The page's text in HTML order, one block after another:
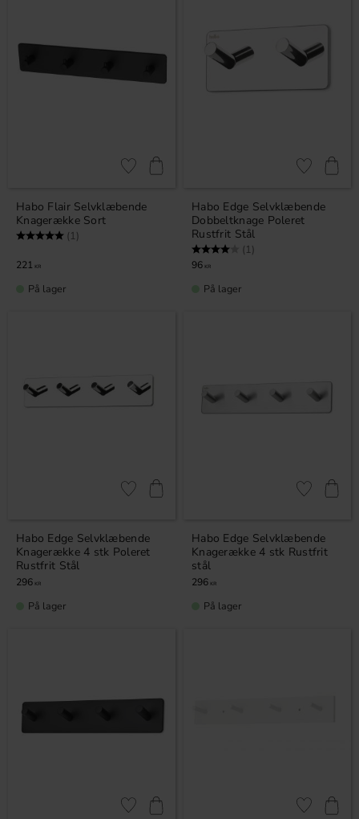
Habo Flair Selvklæbende
Knagerække Sort
Vurdering: (1)
221 KR
Gem som favorit
På lager
Habo Edge Selvklæbende
Dobbeltknage Poleret
Rustfrit Stål
Vurdering: (1)
96 KR
Gem som
På lager
Habo Edge Selvklæbende
Knagerække 4 stk Poleret
Rustfrit Stål
296 KR
Gem som favorit
På lager
Habo Edge Selvklæbende
Knagerække 4 stk Rustfrit
stål
296 KR
Gem som
På lager
Gem som favorit Gem som